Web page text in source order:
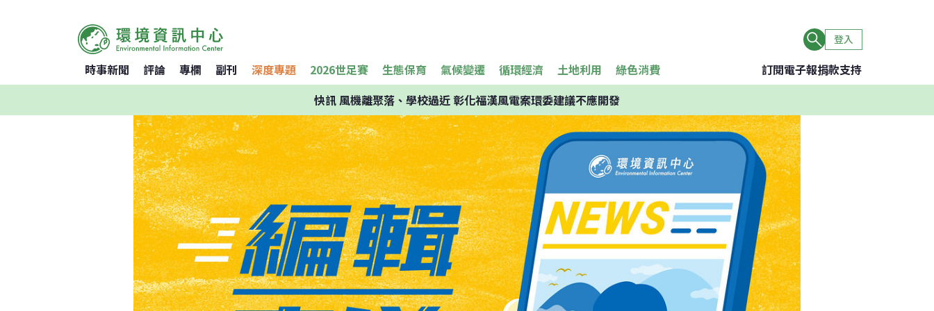
登入
時事新聞 評論 專欄 副刊 深度專題 2026世足賽 生態保育 氣候變遷 循環經濟 土地利用 綠色消費 訂閱電子報捐款支持
快訊風機離聚落、學校過近 彰化福漢風電案環委建議不應開發